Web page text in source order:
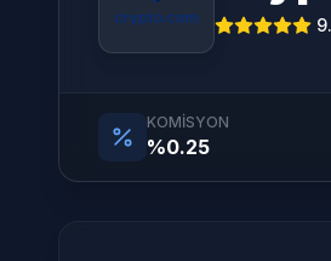
KOMISYON
%0.25